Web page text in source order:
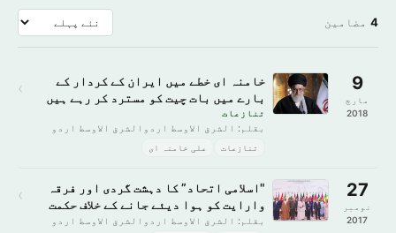
4 مضامین
9
مارچ
2018
خامنہ ای خطے میں ایران کے کردار کے
بارے میں بات چیت کو مسترد کر رہے ہیں
تنازعات
بقلم: الشرق الاوسط اردوالشرق الاوسط اردو
تنازعات علی خامنہ ای
›
27
نومبر
2017
"اسلامی اتحاد” کا دہشت گردی اور فرقہ
وارایت کو ہوا دیئے جانے کے خلاف حکمت
عملی پر اتفاق
بقلم: الشرق الاوسط اردوالشرق الاوسط اردو
›